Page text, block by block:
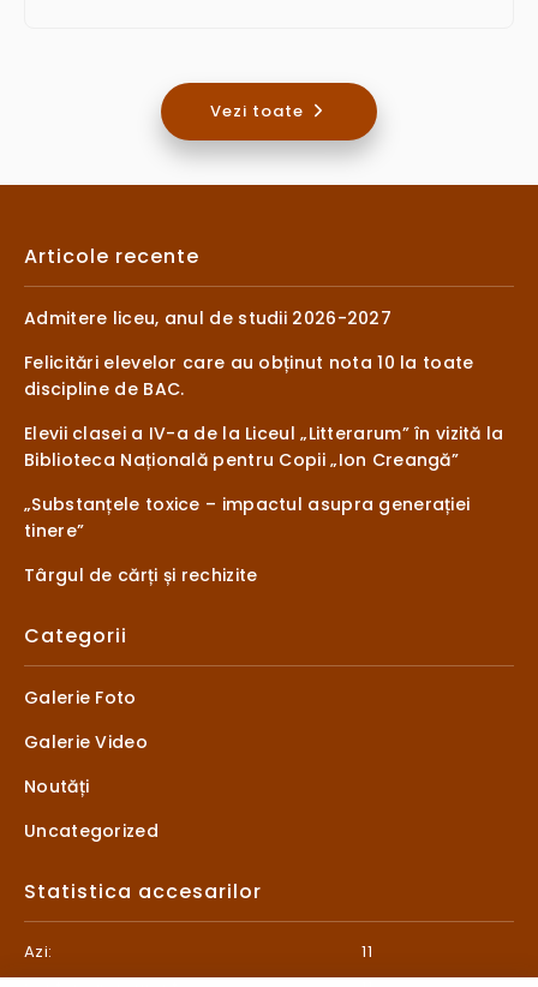
Vezi toate
Articole recente
Admitere liceu, anul de studii 2026-2027
Felicitări elevelor care au obținut nota 10 la toate
discipline de BAC.
Elevii clasei a IV-a de la Liceul „Litterarum” în vizită la
Biblioteca Națională pentru Copii „Ion Creangă”
„Substanțele toxice – impactul asupra generației
tinere”
Târgul de cărți și rechizite
Categorii
Galerie Foto
Galerie Video
Noutăți
Uncategorized
Statistica accesarilor
Azi:
11